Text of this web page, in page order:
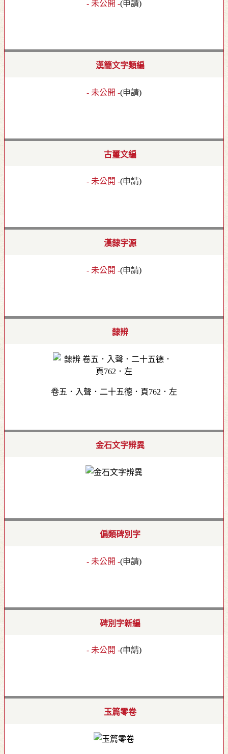
- 未公開 -(申請)
漢簡文字類編
- 未公開 -(申請)
古璽文編
- 未公開 -(申請)
漢隸字源
- 未公開 -(申請)
隸辨
卷五．入聲．二十五德．頁762．左
金石文字辨異
偏類碑別字
- 未公開 -(申請)
碑別字新編
- 未公開 -(申請)
玉篇零卷